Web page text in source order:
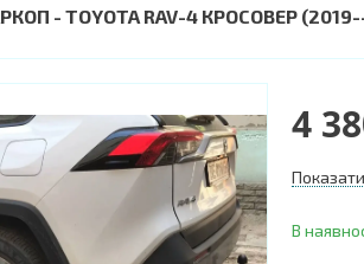
- TOYOTA RAV-4 КРОСОВЕР
4
В